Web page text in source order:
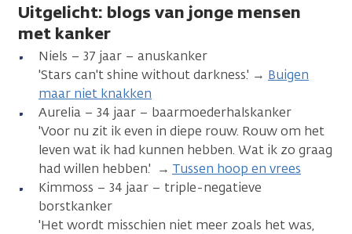
Uitgelicht: blogs van jonge mensen
met kanker
Niels – 37 jaar – anuskanker
'Stars can't shine without darkness.' → Buigen
maar niet knakken
Aurelia – 34 jaar – baarmoederhalskanker
'Voor nu zit ik even in diepe rouw. Rouw om het
leven wat ik had kunnen hebben. Wat ik zo graag
had willen hebben.' → Tussen hoop en vrees
Kimmoss – 34 jaar – triple-negatieve
borstkanker
'Het wordt misschien niet meer zoals het was,